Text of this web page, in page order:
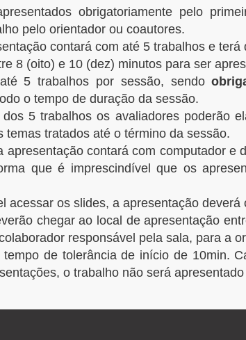
obrigatoriamente pelo
pelo orientador ou coautores.
contará com até 5 trabalhos e
8 (oito) e 10 (dez) minutos para ser
5 trabalhos por sessão, sendo
o tempo de duração da sessão.
5 trabalhos os avaliadores poderão
temas tratados até o término da sessão.
apresentação contará com computador e
que é imprescindível que os
acessar os slides, a apresentação deverá
chegar ao local de apresentação
responsável pela sala, para a
de tolerância de início de 10min.
o trabalho não será